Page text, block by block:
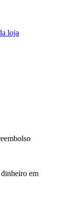
loja
em